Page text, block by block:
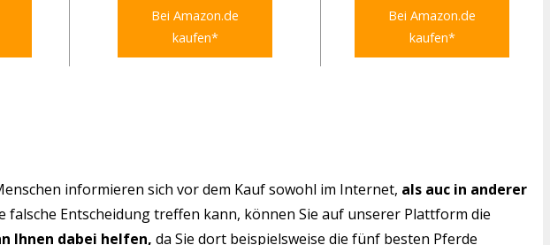
Bei Amazon.de
kaufen*
Bei Amazon.de
kaufen*
informieren sich vor dem Kauf sowohl im Internet, als auc in anderer
falsche Entscheidung treffen kann, können Sie auf unserer Plattform die
Ihnen dabei helfen, da Sie dort beispielsweise die fünf besten Pferde